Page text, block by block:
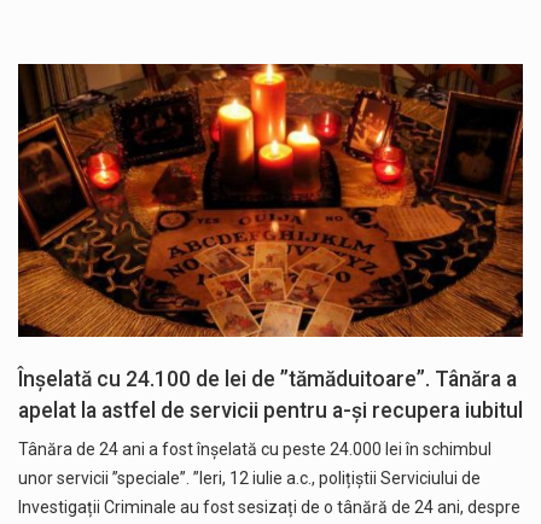
Înșelată cu 24.100 de lei de ”tămăduitoare”. Tânăra a
apelat la astfel de servicii pentru a-și recupera iubitul
Tânăra de 24 ani a fost înșelată cu peste 24.000 lei în schimbul
unor servicii ”speciale”. ”Ieri, 12 iulie a.c., polițiștii Serviciului de
Investigații Criminale au fost sesizați de o tânără de 24 ani, despre